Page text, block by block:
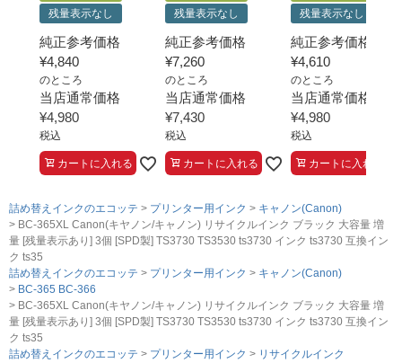
残量表示なし
純正参考価格
¥4,840
のところ
当店通常価格
¥4,980
税込
カートに入れる
残量表示なし
純正参考価格
¥7,260
のところ
当店通常価格
¥7,430
税込
カートに入れる
残量表示なし
純正参考価格
¥4,610
のところ
当店通常価格
¥4,980
税込
カートに入れる
詰め替えインクのエコッテ プリンター用インク
キャノン(Canon)
BC-365XL Canon(キヤノン/キャノン) リサイクルインク ブラック 大容量 増
量 [残量表示あり] 3個 [SPD製] TS3730 TS3530 ts3730 インク ts3730 互換イン
ク ts35
詰め替えインクのエコッテ
プリンター用インク
キャノン(Canon)
BC-365 BC-366
BC-365XL Canon(キヤノン/キャノン) リサイクルインク ブラック 大容量 増
量 [残量表示あり] 3個 [SPD製] TS3730 TS3530 ts3730 インク ts3730 互換イン
ク ts35
詰め替えインクのエコッテ
プリンター用インク
リサイクルインク